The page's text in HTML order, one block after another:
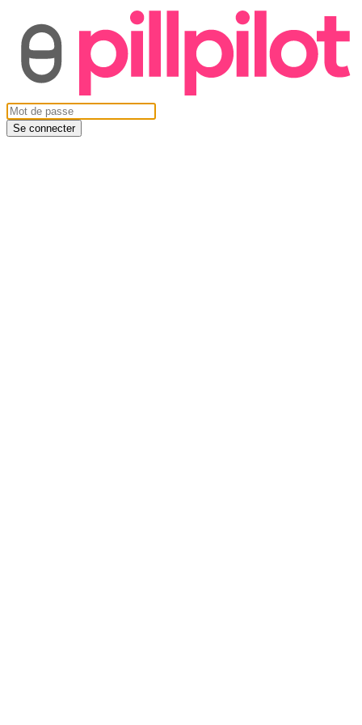
Se connecter